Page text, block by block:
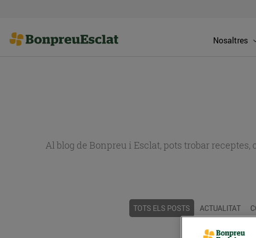
Nosaltres
Al blog de Bonpreu i Esclat, pots trobar
TOTS ELS POSTS ACTUALITAT